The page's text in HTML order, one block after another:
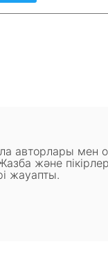
авторлары мен
және
жауапты.